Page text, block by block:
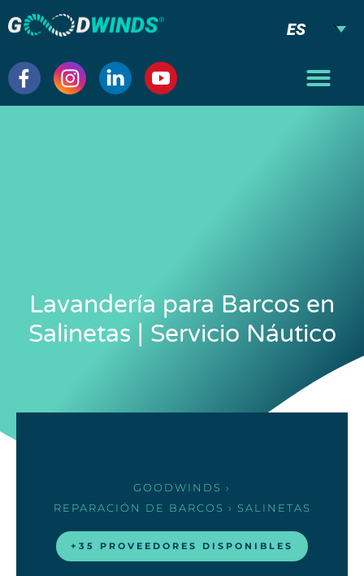
ES
Lavandería para Barcos en
Salinetas | Servicio Náutico
GOODWINDS ›
REPARACIÓN DE BARCOS › SALINETAS
+35 PROVEEDORES DISPONIBLES